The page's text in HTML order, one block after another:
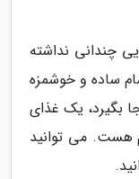
چندانی نداشته
ساده و خوشمزه
بگیرد، یک غذای
هست. می توانید